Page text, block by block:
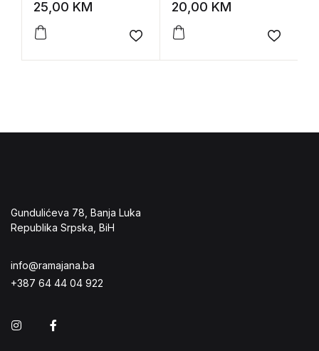
25,00 KM
Add to wishlist
20,00 KM
Add to
Gundulićeva 78, Banja Luka
Republika Srpska, BiH
info@ramajana.ba
+387 64 44 04 922
Instagram